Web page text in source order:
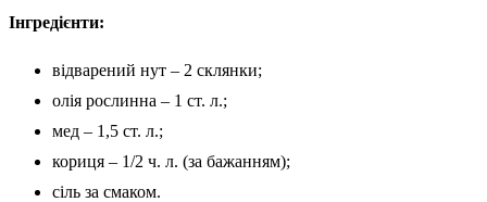
Інгредієнти:
відварений нут – 2 склянки;
олія рослинна – 1 ст. л.;
мед – 1,5 ст. л.;
кориця – 1/2 ч. л. (за бажанням);
сіль за смаком.